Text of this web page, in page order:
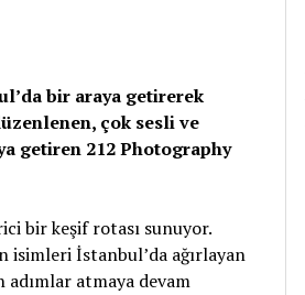
bir araya getirerek
çok sesli ve
getiren 212 Photography
bir keşif rotası sunuyor.
isimleri İstanbul’da ağırlayan
atmaya devam